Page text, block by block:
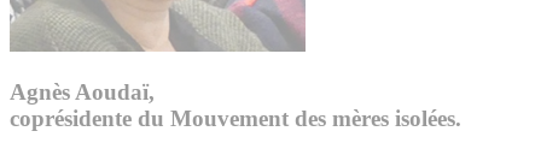
Agnès Aoudaï,
coprésidente du Mouvement des mères isolées.